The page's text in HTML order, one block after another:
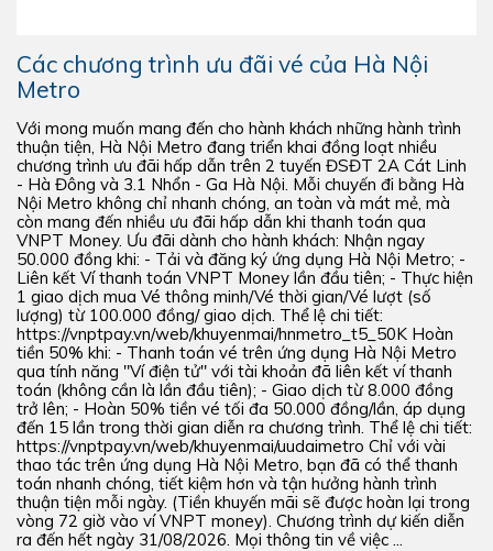
Các chương trình ưu đãi vé của Hà Nội
Metro
Với mong muốn mang đến cho hành khách những hành trình
thuận tiện, Hà Nội Metro đang triển khai đồng loạt nhiều
chương trình ưu đãi hấp dẫn trên 2 tuyến ĐSĐT 2A Cát Linh
- Hà Đông và 3.1 Nhổn - Ga Hà Nội. Mỗi chuyến đi bằng Hà
Nội Metro không chỉ nhanh chóng, an toàn và mát mẻ, mà
còn mang đến nhiều ưu đãi hấp dẫn khi thanh toán qua
VNPT Money. Ưu đãi dành cho hành khách: Nhận ngay
50.000 đồng khi: - Tải và đăng ký ứng dụng Hà Nội Metro; -
Liên kết Ví thanh toán VNPT Money lần đầu tiên; - Thực hiện
1 giao dịch mua Vé thông minh/Vé thời gian/Vé lượt (số
lượng) từ 100.000 đồng/ giao dịch. Thể lệ chi tiết:
https://vnptpay.vn/web/khuyenmai/hnmetro_t5_50K Hoàn
tiền 50% khi: - Thanh toán vé trên ứng dụng Hà Nội Metro
qua tính năng "Ví điện tử" với tài khoản đã liên kết ví thanh
toán (không cần là lần đầu tiên); - Giao dịch từ 8.000 đồng
trở lên; - Hoàn 50% tiền vé tối đa 50.000 đồng/lần, áp dụng
đến 15 lần trong thời gian diễn ra chương trình. Thể lệ chi tiết:
https://vnptpay.vn/web/khuyenmai/uudaimetro Chỉ với vài
thao tác trên ứng dụng Hà Nội Metro, bạn đã có thể thanh
toán nhanh chóng, tiết kiệm hơn và tận hưởng hành trình
thuận tiện mỗi ngày. (Tiền khuyến mãi sẽ được hoàn lại trong
vòng 72 giờ vào ví VNPT money). Chương trình dự kiến diễn
ra đến hết ngày 31/08/2026. Mọi thông tin về việc ...